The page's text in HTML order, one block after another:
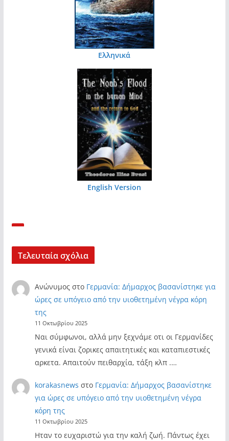
Ελληνικά
English Version
Τελευταία σχόλια
Ανώνυμος στο Γερμανία: Δήμαρχος βασανίστηκε για
ώρες σε υπόγειο από την υιοθετημένη νέγρα κόρη
της
11 Οκτωβρίου 2025
Ναι σύμφωνοι, αλλά μην ξεχνάμε οτι οι Γερμανίδες
γενικά είναι ζορικες απαιτητικές και καταπιεστικές
αρκετα. Απαιτούν πειθαρχία, τάξη κλπ .…
korakasnews στο Γερμανία: Δήμαρχος βασανίστηκε
για ώρες σε υπόγειο από την υιοθετημένη νέγρα
κόρη της
11 Οκτωβρίου 2025
Ηταν το ευχαριστώ για την καλή ζωή. Πάντως έχει